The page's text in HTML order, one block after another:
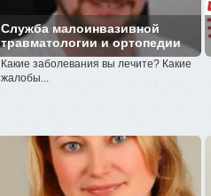
Cлужба малоинвазивной
травматологии и ортопедии
Какие заболевания вы лечите? Какие
жалобы...